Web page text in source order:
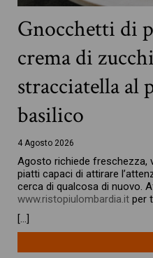
Gnocchetti di
crema di
stracciatella al
basilico
4 Agosto 2026
Agosto richiede freschezza,
piatti capaci di attirare
cerca di qualcosa di nuovo.
www.ristopiulombardia.it per
[…]